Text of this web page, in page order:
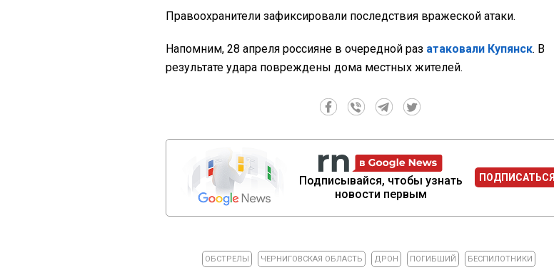
Правоохранители зафиксировали последствия вражеской атаки.
Напомним, 28 апреля россияне в очередной раз атаковали Купянск. В
результате удара повреждены дома местных жителей.
Подписывайся, чтобы узнать
новости первым
ПОДПИСАТЬСЯ
ОБСТРЕЛЫ ЧЕРНИГОВСКАЯ ОБЛАСТЬ ДРОН ПОГИБШИЙ БЕСПИЛОТНИКИ